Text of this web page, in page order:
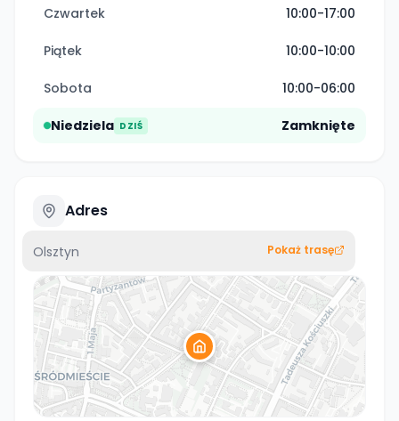
Czwartek 10:00-17:00
Piątek 10:00-10:00
Sobota 10:00-06:00
Niedziela DZIŚ Zamknięte
Adres
Olsztyn Pokaż trasę